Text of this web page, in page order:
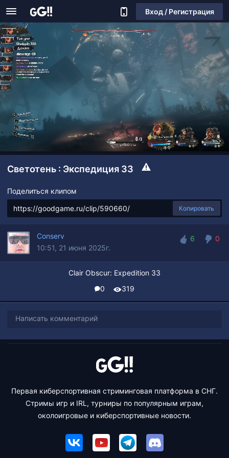
Вход / Регистрация
Светотень : Экспедиция 33
Поделиться клипом
Копировать
Conserv
10:51, 21 июня 2025г.
6
0
Clair Obscur: Expedition 33
0
319
Написать комментарий
Первая киберспортивная стриминговая платформа в СНГ.
Стримы игр и IRL, турниры по популярным играм,
околоигровые и киберспортивные новости.